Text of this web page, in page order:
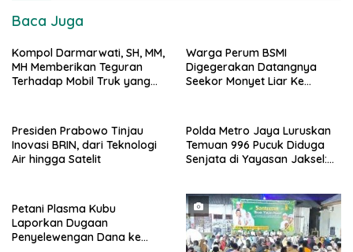
Baca Juga
Kompol Darmarwati, SH, MM,
MH Memberikan Teguran
Terhadap Mobil Truk yang
Warga Perum BSMI
Digegerakan Datangnya
Seekor Monyet Liar Ke
Presiden Prabowo Tinjau
Inovasi BRIN, dari Teknologi
Air hingga Satelit
Polda Metro Jaya Luruskan
Temuan 996 Pucuk Diduga
Senjata di Yayasan Jaksel:
Petani Plasma Kubu
Laporkan Dugaan
Penyelewengan Dana ke